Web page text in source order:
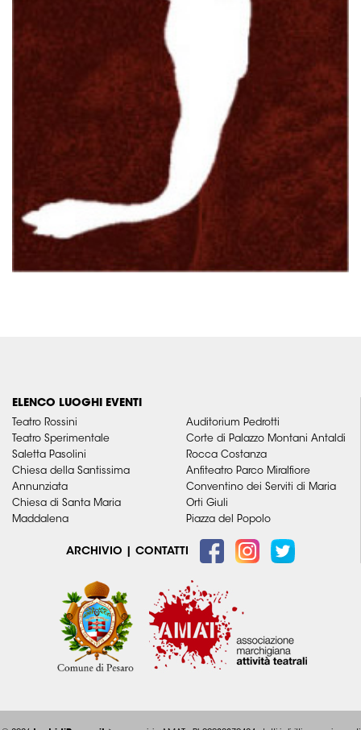
ELENCO LUOGHI EVENTI
Teatro Rossini
Teatro Sperimentale
Saletta Pasolini
Chiesa della Santissima
Annunziata
Chiesa di Santa Maria
Maddalena
Auditorium Pedrotti
Corte di Palazzo Montani Antaldi
Rocca Costanza
Anfiteatro Parco Miralfiore
Conventino dei Serviti di Maria
Orti Giuli
Piazza del Popolo
ARCHIVIO CONTATTI